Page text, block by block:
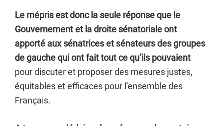
Le mépris est donc la seule réponse que le
Gouvernement et la droite sénatoriale ont
apporté aux sénatrices et sénateurs des groupes
de gauche qui ont fait tout ce qu’ils pouvaient
pour discuter et proposer des mesures justes,
équitables et efficaces pour l’ensemble des
Français.